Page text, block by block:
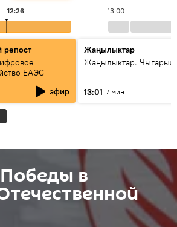
13:00
12:26
репост
ЕАЭС
эфир
Жаңылыктар
Жаңылыктар.
13:01 7 мин
в